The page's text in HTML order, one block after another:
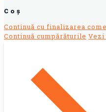
Coș
Continuă cu finalizarea
Continuă cumpărăturile Vezi